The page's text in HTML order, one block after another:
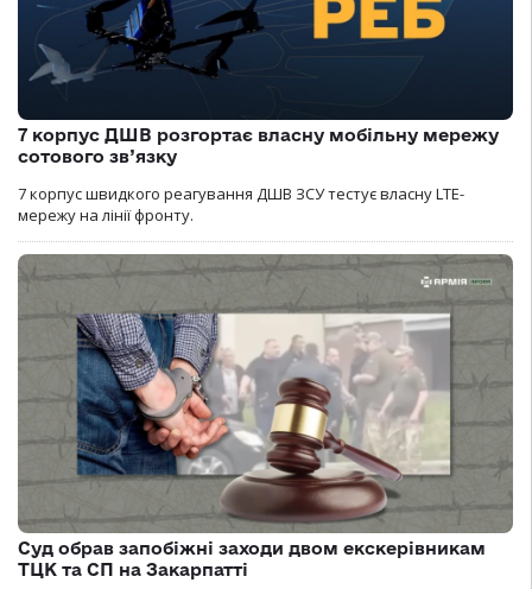
7 корпус ДШВ розгортає власну мобільну мережу
сотового зв’язку
7 корпус швидкого реагування ДШВ ЗСУ тестує власну LTE-
мережу на лінії фронту.
Суд обрав запобіжні заходи двом екскерівникам
ТЦК та СП на Закарпатті